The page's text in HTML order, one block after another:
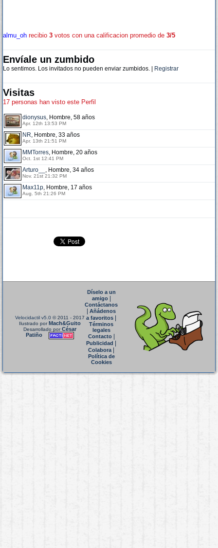
almu_oh recibio 3 votos con una calificacion promedio de 3/5
Envíale un zumbido
Lo sentimos. Los invitados no pueden enviar zumbidos. | Registrar
Visitas
17 personas han visto este Perfil
dionysus, Hombre, 58 años
Apr. 12th 13:53 PM
NR, Hombre, 33 años
Apr. 13th 21:51 PM
MMTorres, Hombre, 20 años
Oct. 1st 12:41 PM
Arturo__ , Hombre, 34 años
Nov. 21st 21:32 PM
Max11p, Hombre, 17 años
Aug. 5th 21:26 PM
Velocidactil v5.0 © 2011 - 2017
Ilustrado porMach&Guito
Desarrollado porCésar
Patiño
Díselo a un
amigo|
Contáctanos
Añádenos
a favoritos
Términos
legales
Contacto|
Publicidad
Colabora|
Política de
Cookies